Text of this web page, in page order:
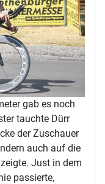
gab es noch
tauchte Dürr
der Zuschauer
auch auf die
Just in dem
passierte,